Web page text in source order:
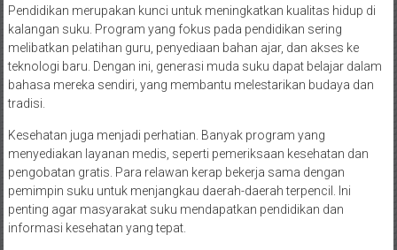
Pendidikan merupakan kunci untuk meningkatkan kualitas hidup di
kalangan suku. Program yang fokus pada pendidikan sering
melibatkan pelatihan guru, penyediaan bahan ajar, dan akses ke
teknologi baru. Dengan ini, generasi muda suku dapat belajar dalam
bahasa mereka sendiri, yang membantu melestarikan budaya dan
tradisi.
Kesehatan juga menjadi perhatian. Banyak program yang
menyediakan layanan medis, seperti pemeriksaan kesehatan dan
pengobatan gratis. Para relawan kerap bekerja sama dengan
pemimpin suku untuk menjangkau daerah-daerah terpencil. Ini
penting agar masyarakat suku mendapatkan pendidikan dan
informasi kesehatan yang tepat.